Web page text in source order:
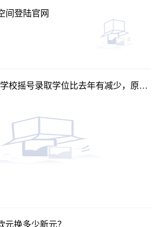
间登陆官网
校摇号录取学位比去年有减少，原因
元换多少新元？